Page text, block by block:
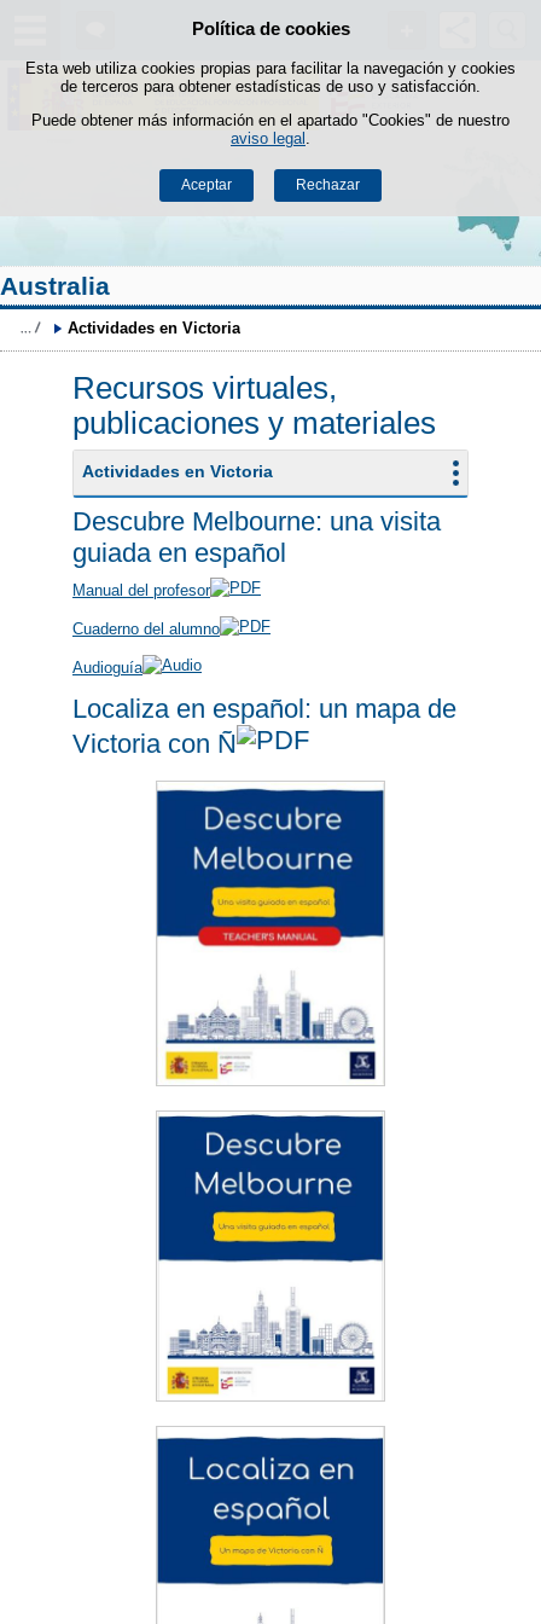
Política de cookies
Esta web utiliza cookies propias para facilitar la navegación y cookies
de terceros para obtener estadísticas de uso y satisfacción.
Puede obtener más información en el apartado "Cookies" de nuestro
aviso legal
Aceptar Rechazar
Saltar al contenido
Australia
Actividades en Victoria
Recursos virtuales,
publicaciones y materiales
Actividades en Victoria
Descubre Melbourne: una visita
guiada en español
Manual del profesor
Cuaderno del alumno
Audioguía
Localiza en español: un mapa de
Victoria con Ñ